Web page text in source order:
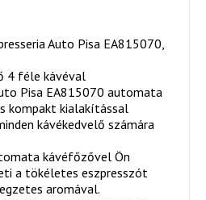
Auto Pisa EA815070,
4 féle kávéval
Pisa EA815070 automata
kompakt kialakítással
kávékedvelő számára
kávéfőzővel Ön
a tökéletes eszpresszót
aromával.